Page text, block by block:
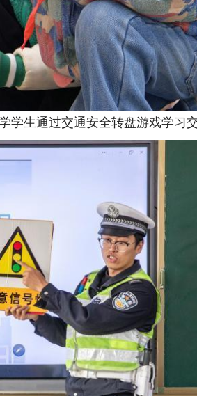
生通过交通安全转盘游戏学习